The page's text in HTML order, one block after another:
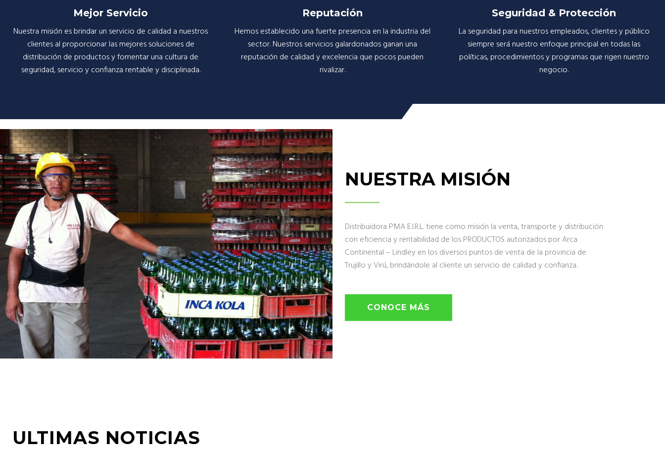
Mejor Servicio
Nuestra misión es brindar un servicio de calidad a nuestros
clientes al proporcionar las mejores soluciones de
distribución de productos y fomentar una cultura de
seguridad, servicio y confianza rentable y disciplinada.
Reputación
Hemos establecido una fuerte presencia en la industria del
sector. Nuestros servicios galardonados ganan una
reputación de calidad y excelencia que pocos pueden
rivalizar.
Seguridad & Protección
La seguridad para nuestros empleados, clientes y público
siempre será nuestro enfoque principal en todas las
políticas, procedimientos y programas que rigen nuestro
negocio.
NUESTRA MISIÓN
Distribuidora PMA E.I.R.L. tiene como misión la venta, transporte y distribución
con eficiencia y rentabilidad de los PRODUCTOS autorizados por Arca
Continental – Lindley en los diversos puntos de venta de la provincia de
Trujillo y Virú, brindándole al cliente un servicio de calidad y confianza.
CONOCE MÁS
ULTIMAS NOTICIAS